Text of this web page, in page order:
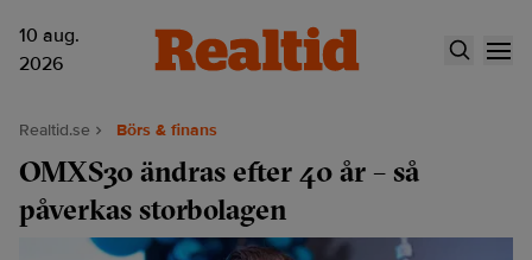
10 aug.
2026
Realtid.se Börs & finans
OMXS30 ändras efter 40 år – så
påverkas storbolagen